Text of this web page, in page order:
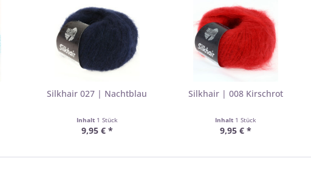
Silkhair 027 | Nachtblau
Inhalt 1 Stück
9,95 € *
Silkhair | 008 Kirschrot
Inhalt 1 Stück
9,95 € *